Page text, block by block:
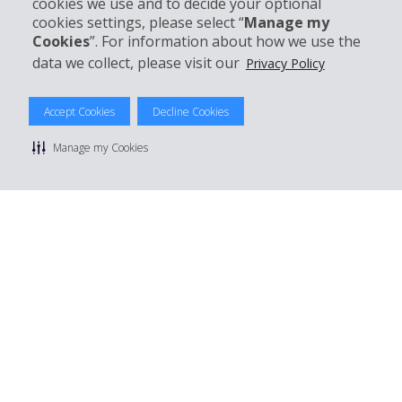
cookies we use and to decide your optional
cookies settings, please select “Manage my
Cookies”. For information about how we use the
data we collect, please visit our Privacy Policy
Accept Cookies Decline Cookies
Manage my Cookies
Réserver avec Hertz
© 2026 The Hertz System, Inc.
Politique de confidentialité | Conditions d'utilisation du site
Conditions de location
Gérer mes cookies